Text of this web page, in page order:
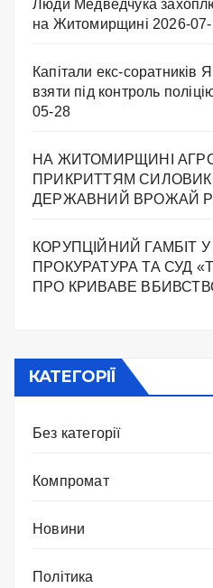
Люди Медведчука
на Житомирщині 2026-
Капітали екс-соратників
взяти під контроль
05-28
НА ЖИТОМИРЩИНІ
ПРИКРИТТЯМ
ДЕРЖАВНИЙ ВРОЖАЙ
КОРУПЦІЙНИЙ ГАМБІТ У
ПРОКУРАТУРА ТА СУД
ПРО КРИВАВЕ
КАТЕГОРІЇ
Без категорії
Компромат
Новини
Політика